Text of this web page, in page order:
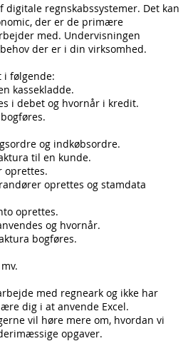
regnskabssystemer. Det kan
der er de primære
med. Undervisningen
der er i din virksomhed.
i følgende:
kassekladde.
i debet og hvornår i kredit.
og indkøbsordre.
til en kunde.
oprettes.
oprettes og stamdata
oprettes.
og hvornår.
bogføres.
med regneark og ikke har
dig i at anvende Excel.
vil høre mere om, hvordan vi
opgaver.